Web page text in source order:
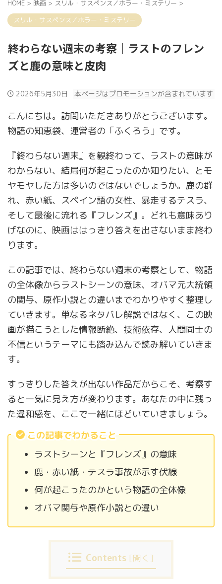
HOME > 映画 > スリル・サスペンス／ホラー・ミステリー >
スリル・サスペンス／ホラー・ミステリー
終わらない週末の考察｜ラストのフレン
ズと鹿の意味と皮肉
2026年5月30日 本ページはプロモーションが含まれています
こんにちは。訪問いただきありがとうございます。
物語の知恵袋、運営者の「ふくろう」です。
『終わらない週末』を観終わって、ラストの意味が
わからない、結局何が起こったのか知りたい、とモ
ヤモヤした方は多いのではないでしょうか。鹿の群
れ、赤い紙、スペイン語の女性、暴走するテスラ、
そして最後に流れる『フレンズ』。どれも意味あり
げなのに、映画ははっきり答えを出さないまま終わ
ります。
この記事では、終わらない週末の考察として、物語
の全体像からラストシーンの意味、オバマ元大統領
の関与、原作小説との違いまでわかりやすく整理し
ていきます。単なるネタバレ解説ではなく、この映
画が描こうとした情報断絶、技術依存、人間同士の
不信というテーマにも踏み込んで読み解いていきま
す。
すっきりした答えが出ない作品だからこそ、考察す
ると一気に見え方が変わります。あなたの中に残っ
た違和感を、ここで一緒にほどいていきましょう。
この記事でわかること
ラストシーンと『フレンズ』の意味
鹿・赤い紙・テスラ事故が示す伏線
何が起こったのかという物語の全体像
オバマ関与や原作小説との違い
Contents [開く ]